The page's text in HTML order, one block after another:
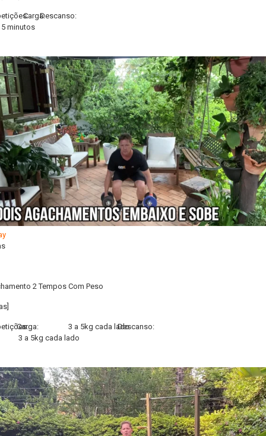
minutos
Carga:Descanso:
2 Tempos Com Peso
Carga:
3 a 5kg cada lado
3 a 5kg cada ladoDescanso: